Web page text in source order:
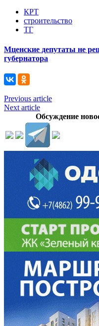
КРТ
строительство
ТГ
Мценские депутаты не
губернатора
Previous article
Next article
Обсуждение